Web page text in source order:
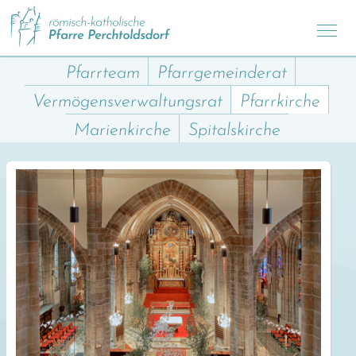
Pfarrteam
Pfarrgemeinderat
Vermögensverwaltungsrat
Pfarrkirche
Marienkirche
Spitalskirche